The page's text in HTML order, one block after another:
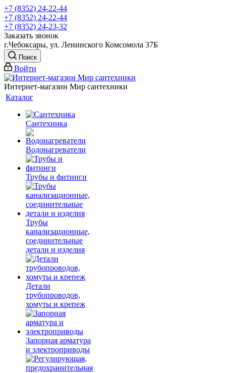
+7 (8352) 24-22-44
+7 (8352) 24-22-44
+7 (8352) 24-23-32
Заказать звонок
г.Чебоксары, ул. Ленинского Комсомола 37Б
Поиск
Войти
Интернет-магазин Мир сантехники
Каталог
Сантехника
Водонагреватели
Трубы и фитинги
Трубы
канализационные,
соединительные
детали и изделия
Детали
трубопроводов,
хомуты и крепеж
Запорная арматура
и электроприводы